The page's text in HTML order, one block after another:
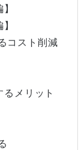
コスト削減
メリット